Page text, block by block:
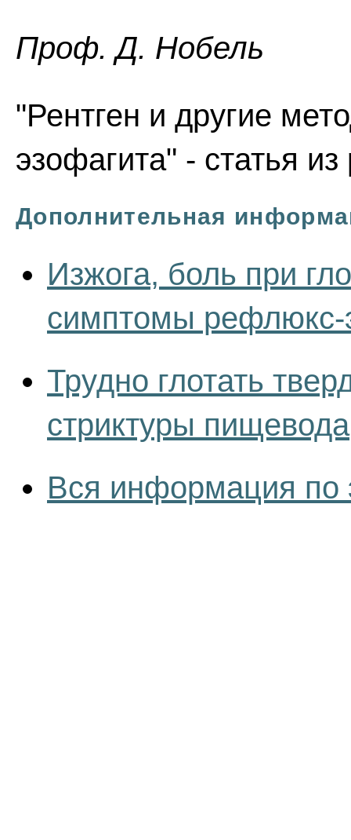
Проф. Д. Нобель
"Рентген и другие
эзофагита" - статья
Дополнительная
Изжога, боль при
симптомы рефлюкс-
Трудно глотать
стриктуры пищевода
Вся информация по